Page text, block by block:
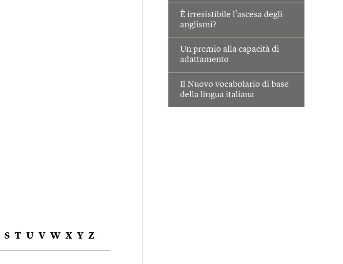
È irresistibile l’ascesa degli
anglismi?
Un premio alla capacità di
adattamento
Il Nuovo vocabolario di base
della lingua italiana
S T U V W X Y Z